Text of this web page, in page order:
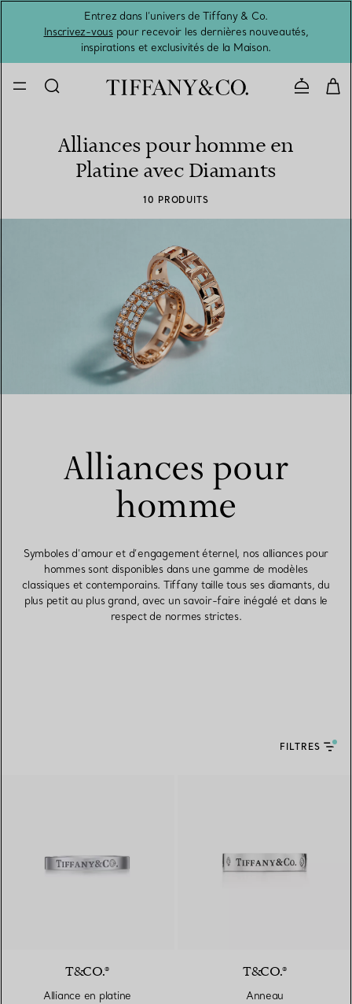
Entrez dans l’univers de Tiffany & Co.
Inscrivez-vouspour recevoir les dernières nouveautés,
inspirations et exclusivités de la Maison.
Alliances pour homme en
Platine avec Diamants
10 PRODUITS
Alliances pour
homme
Symboles d’amour et d’engagement éternel, nos alliances pour
hommes sont disponibles dans une gamme de modèles
classiques et contemporains. Tiffany taille tous ses diamants, du
plus petit au plus grand, avec un savoir-faire inégalé et dans le
respect de normes strictes.
FILTRES
T&CO.®
Alliance en platine
T&CO.®
Anneau